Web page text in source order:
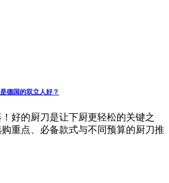
德国的双立人好？
好的厨刀是让下厨更轻松的关键之
重点、必备款式与不同预算的厨刀推